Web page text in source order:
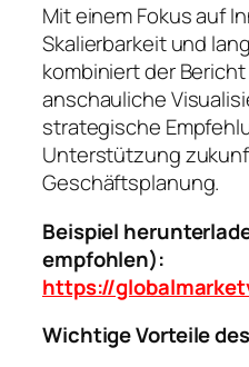
Mit einem Fokus auf
Skalierbarkeit und
kombiniert der
anschauliche
strategische
Unterstützung
Geschäftsplanung.
Beispiel
empfohlen):
https://
Wichtige Vorteile